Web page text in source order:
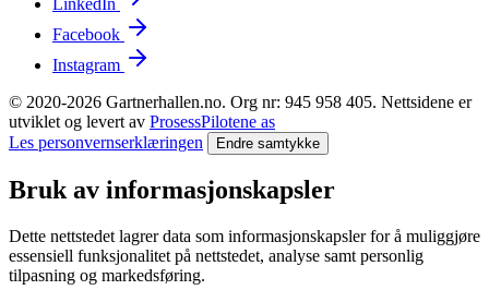
Facebook
Instagram
© 2020-2026 Gartnerhallen.no. Org nr: 945 958 405. Nettsidene er
utviklet og levert av ProsessPilotene as
Les personvernserklæringen
Endre samtykke
Bruk av informasjonskapsler
Dette nettstedet lagrer data som informasjonskapsler for å muliggjøre
essensiell funksjonalitet på nettstedet, analyse samt personlig
tilpasning og markedsføring.